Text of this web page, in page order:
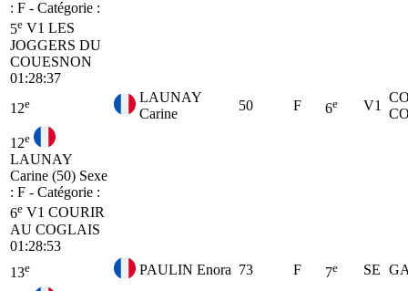
: F - Catégorie :
5e V1 LES
JOGGERS DU
COUESNON
01:28:37
12e
LAUNAY
Carine
50 F 6e V1
12e
LAUNAY
Carine (50) Sexe
: F - Catégorie :
6e V1 COURIR
AU COGLAIS
01:28:53
13e PAULIN Enora 73 F 7e SE